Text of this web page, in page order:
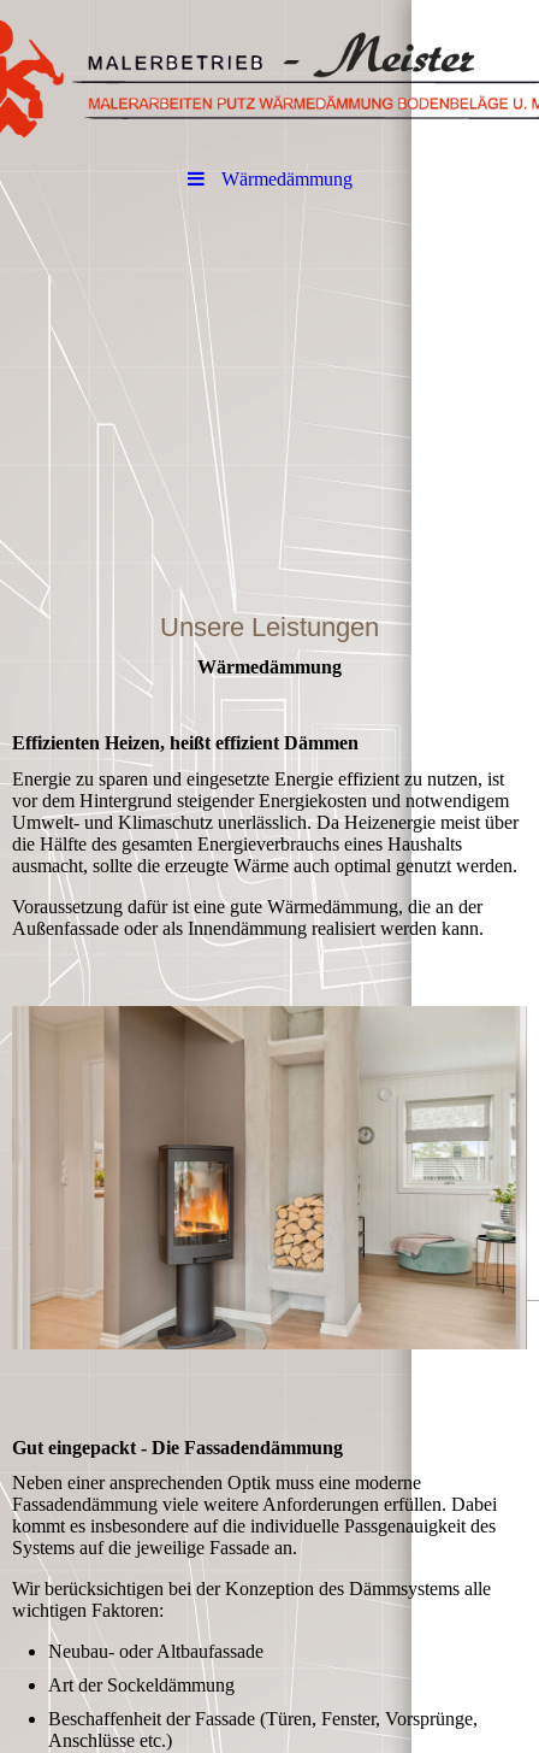
Wärmedämmung
Unsere Leistungen
Wärmedämmung
Effizienten Heizen, heißt effizient Dämmen
Energie zu sparen und eingesetzte Energie effizient zu nutzen, ist
vor dem Hintergrund steigender Energiekosten und notwendigem
Umwelt- und Klimaschutz unerlässlich. Da Heizenergie meist über
die Hälfte des gesamten Energie­verbrauchs eines Haushalts
ausmacht, sollte die erzeugte Wärme auch optimal genutzt werden.
Voraussetzung dafür ist eine gute Wärmedämmung, die an der
Außenfassade oder als Innendämmung realisiert werden kann.
Gut eingepackt - Die Fassadendämmung
Neben einer ansprechenden Optik muss eine moderne
Fassadendämmung viele weitere Anforderungen erfüllen. Dabei
kommt es insbesondere auf die individuelle Passgenauigkeit des
Systems auf die jeweilige Fassade an.
Wir berücksichtigen bei der Konzeption des Dämmsystems alle
wichtigen Faktoren:
Neubau- oder Altbaufassade
Art der Sockeldämmung
Beschaffenheit der Fassade (Türen, Fenster, Vorsprünge,
Anschlüsse etc.)